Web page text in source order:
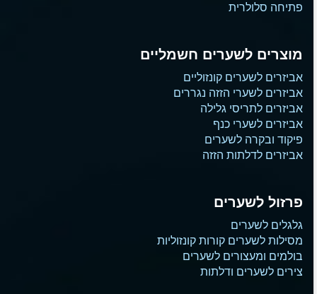
פתיחה סלולרית
מוצרים לשערים חשמליים
אביזרים לשערים קונזוליים
אביזרים לשערי הזזה נגררים
אביזרים לתריסי גלילה
אביזרים לשערי כנף
פיקוד ובקרה לשערים
אביזרים לדלתות הזזה
פרזול לשערים
גלגלים לשערים
מסילות לשערים קורות קונזוליות
בולמים ומעצורים לשערים
צירים לשערים ודלתות